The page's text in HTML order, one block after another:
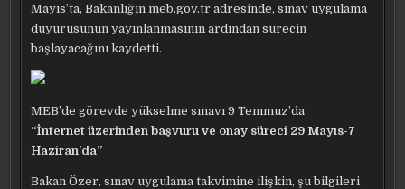
Mayıs’ta, Bakanlığın meb.gov.tr adresinde, sınav uygulama
duyurusunun yayınlanmasının ardından sürecin
başlayacağını kaydetti.
MEB’de görevde yükselme sınavı 9 Temmuz’da
“İnternet üzerinden başvuru ve onay süreci 29 Mayıs-7
Haziran’da”
Bakan Özer, sınav uygulama takvimine ilişkin, şu bilgileri